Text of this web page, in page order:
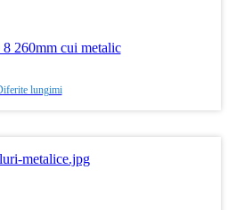
260mm cui metalic
lungimi